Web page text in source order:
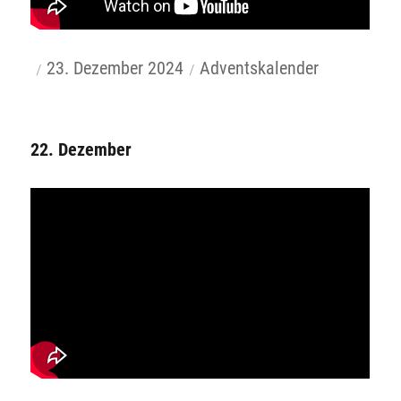
Autor
Veröffentlicht
23. Dezember 2024 Kategorien
Adventskalender
22. Dezember